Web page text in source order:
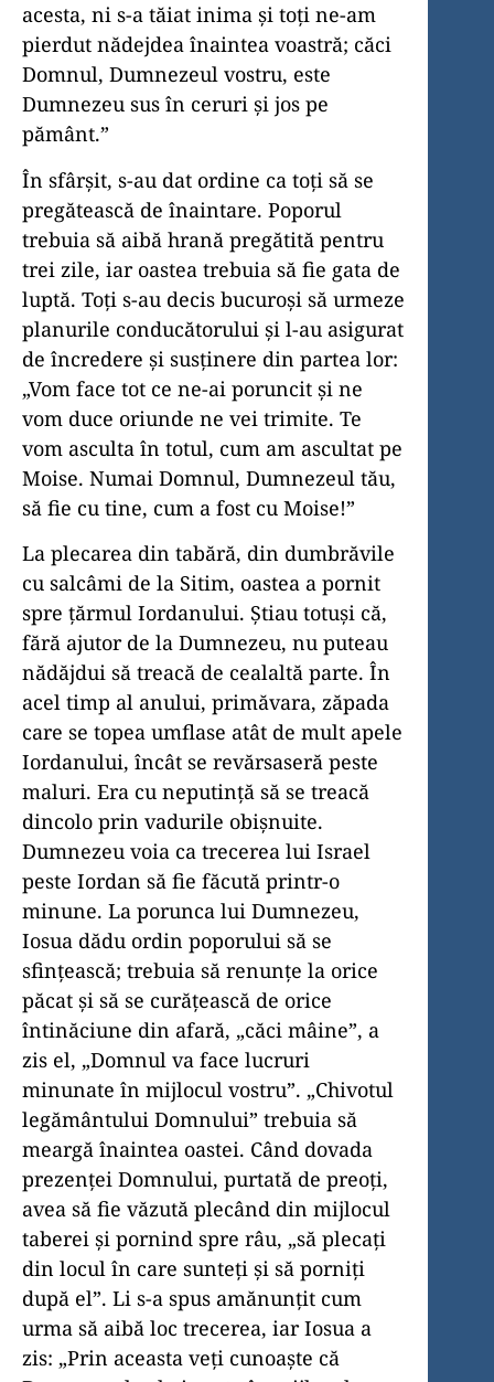
acesta, ni s-a tăiat inima și toți ne-am
pierdut nădejdea înaintea voastră; căci
Domnul, Dumnezeul vostru, este
Dumnezeu sus în ceruri și jos pe
pământ.”
În sfârșit, s-au dat ordine ca toți să se
pregătească de înaintare. Poporul
trebuia să aibă hrană pregătită pentru
trei zile, iar oastea trebuia să fie gata de
luptă. Toți s-au decis bucuroși să urmeze
planurile conducătorului și l-au asigurat
de încredere și susținere din partea lor:
„Vom face tot ce ne-ai poruncit și ne
vom duce oriunde ne vei trimite. Te
vom asculta în totul, cum am ascultat pe
Moise. Numai Domnul, Dumnezeul tău,
să fie cu tine, cum a fost cu Moise!”
La plecarea din tabără, din dumbrăvile
cu salcâmi de la Sitim, oastea a pornit
spre țărmul Iordanului. Știau totuși că,
fără ajutor de la Dumnezeu, nu puteau
nădăjdui să treacă de cealaltă parte. În
acel timp al anului, primăvara, zăpada
care se topea umflase atât de mult apele
Iordanului, încât se revărsaseră peste
maluri. Era cu neputință să se treacă
dincolo prin vadurile obișnuite.
Dumnezeu voia ca trecerea lui Israel
peste Iordan să fie făcută printr-o
minune. La porunca lui Dumnezeu,
Iosua dădu ordin poporului să se
sfințească; trebuia să renunțe la orice
păcat și să se curățească de orice
întinăciune din afară, „căci mâine”, a
zis el, „Domnul va face lucruri
minunate în mijlocul vostru”. „Chivotul
legământului Domnului” trebuia să
meargă înaintea oastei. Când dovada
prezenței Domnului, purtată de preoți,
avea să fie văzută plecând din mijlocul
taberei și pornind spre râu, „să plecați
din locul în care sunteți și să porniți
după el”. Li s-a spus amănunțit cum
urma să aibă loc trecerea, iar Iosua a
zis: „Prin aceasta veți cunoaște că